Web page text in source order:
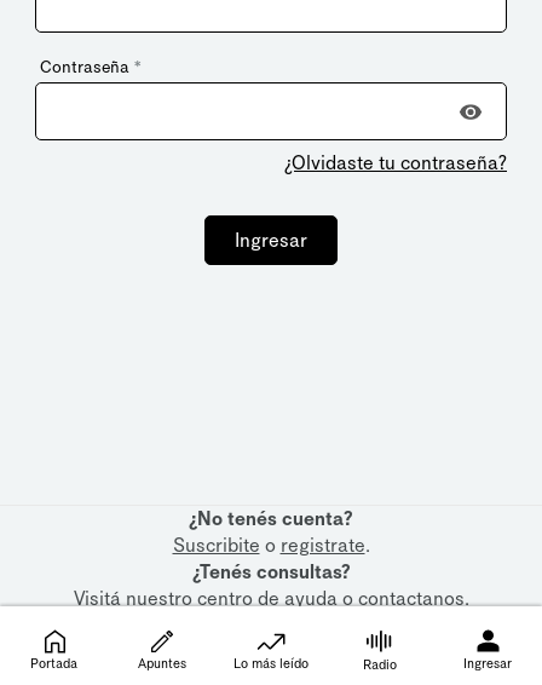
Contraseña *
¿Olvidaste tu contraseña?
Ingresar
¿No tenés cuenta?
Suscribite o registrate.
¿Tenés consultas?
Visitá nuestrocentro de ayudaocontactanos.
Portada Apuntes Lo más leído Radio Ingresar